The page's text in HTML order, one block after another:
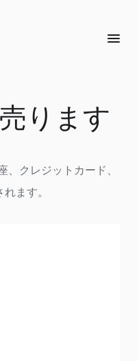
ります
クレジットカード、
ます。